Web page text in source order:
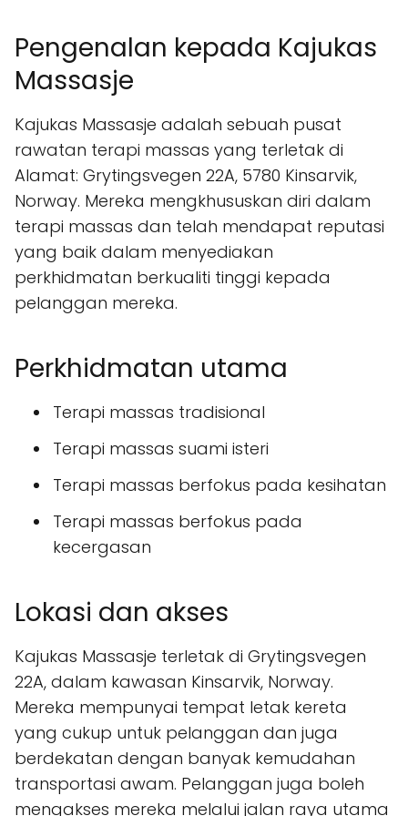
Pengenalan kepada Kajukas
Massasje
Kajukas Massasje adalah sebuah pusat
rawatan terapi massas yang terletak di
Alamat: Grytingsvegen 22A, 5780 Kinsarvik,
Norway. Mereka mengkhususkan diri dalam
terapi massas dan telah mendapat reputasi
yang baik dalam menyediakan
perkhidmatan berkualiti tinggi kepada
pelanggan mereka.
Perkhidmatan utama
Terapi massas tradisional
Terapi massas suami isteri
Terapi massas berfokus pada kesihatan
Terapi massas berfokus pada
kecergasan
Lokasi dan akses
Kajukas Massasje terletak di Grytingsvegen
22A, dalam kawasan Kinsarvik, Norway.
Mereka mempunyai tempat letak kereta
yang cukup untuk pelanggan dan juga
berdekatan dengan banyak kemudahan
transportasi awam. Pelanggan juga boleh
mengakses mereka melalui jalan raya utama